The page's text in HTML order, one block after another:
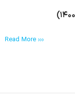
Read More ›››